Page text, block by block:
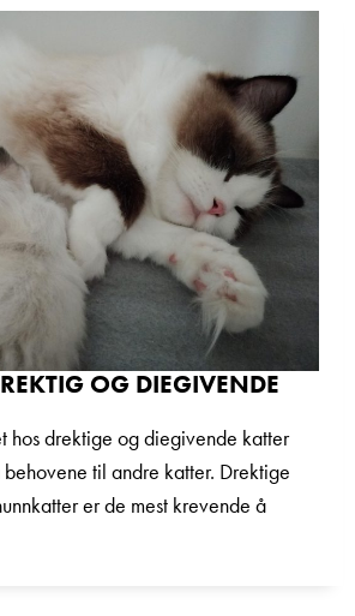
OG DIEGIVENDE
hos drektige og diegivende katter
til andre katter. Drektige
er de mest krevende å